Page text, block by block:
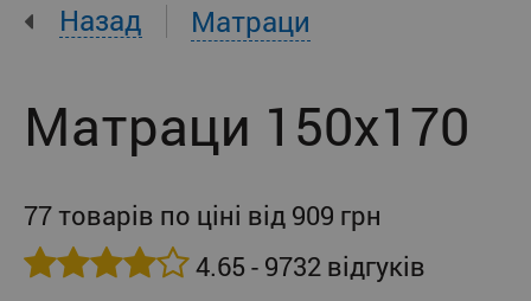
Назад Матраци
Матраци 150x170
77 товарів по ціні від 909 грн
4.65 - 9732 відгуків